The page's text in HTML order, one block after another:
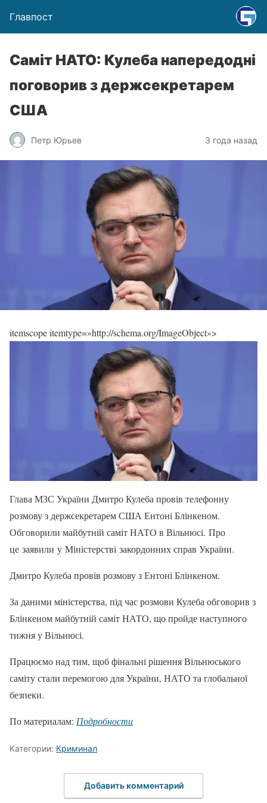
Главпост
Саміт НАТО: Кулеба напередодні
поговорив з держсекретарем
США
Петр Юрьев 3 года назад
itemscope itemtype=»http://schema.org/ImageObject»>
Глава МЗС України Дмитро Кулеба провів телефонну
розмову з держсекретарем США Ентоні Блінкеном.
Обговорили майбутній саміт НАТО в Вільнюсі. Про
це заявили у Міністерстві закордонних справ України.
Дмитро Кулеба провів розмову з Ентоні Блінкеном.
За даними міністерства, під час розмови Кулеба обговорив з
Блінкеном майбутній саміт НАТО, що пройде наступного
тижня у Вільнюсі.
Працюємо над тим, щоб фінальні рішення Вільнюського
саміту стали перемогою для України, НАТО та глобальної
безпеки.
По материалам: Подробности
Категории: Криминал
Добавить комментарий